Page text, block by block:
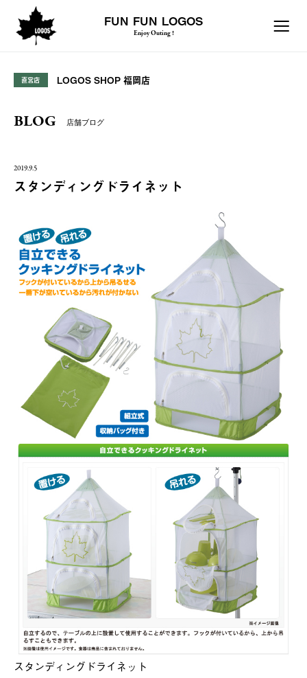
FUN FUN LOGOS
Enjoy Outing !
直営店 LOGOS SHOP 福岡店
BLOG 店舗ブログ
2019.9.5
スタンディングドライネット
スタンディングドライネット